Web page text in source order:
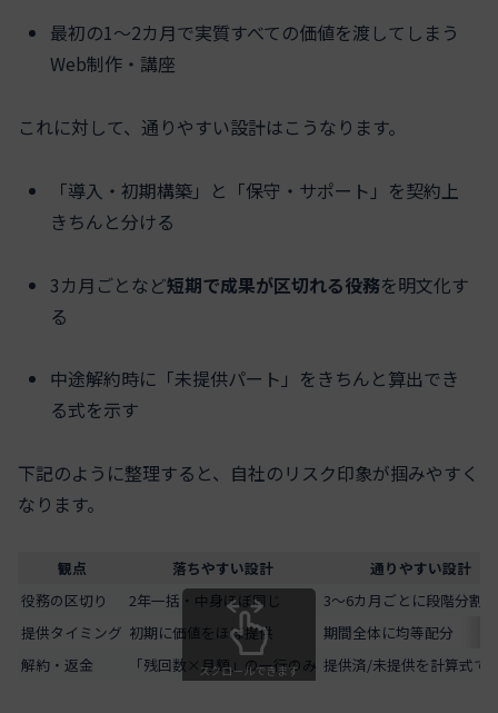
最初の1〜2カ月で実質すべての価値を渡してしまう
Web制作・講座
これに対して、通りやすい設計はこうなります。
「導入・初期構築」と「保守・サポート」を契約上
きちんと分ける
3カ月ごとなど短期で成果が区切れる役務を明文化す
る
中途解約時に「未提供パート」をきちんと算出でき
る式を示す
下記のように整理すると、自社のリスク印象が掴みやすく
なります。
観点 落ちやすい設計
通りやすい設計
役務の区切り
2年一括・中身ほぼ同じ
3〜6カ月ごとに段階分割
提供タイミング 初期に価値をほぼ提供
期間全体に均等配分
解約・返金
「残回数×月額」の一行のみ 提供済/未提供を計算式で
スクロールできます